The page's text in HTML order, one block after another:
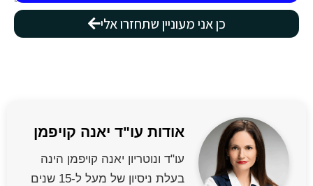
כן אני מעוניין שתחזרו אלי
אודות עו"ד יאנה קויפמן
עו"ד ונוטריון יאנה קויפמן הינה
בעלת ניסיון של מעל ל-15 שנים